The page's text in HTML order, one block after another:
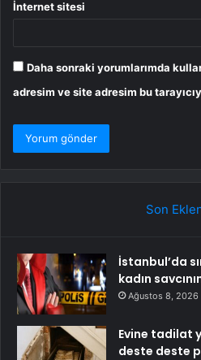
İnternet sitesi
Daha sonraki yorumlarımda
adresim ve site adresim bu
Son
İstanbul’da
kadın
Ağustos 8, 2026
Evine tadilat
deste deste